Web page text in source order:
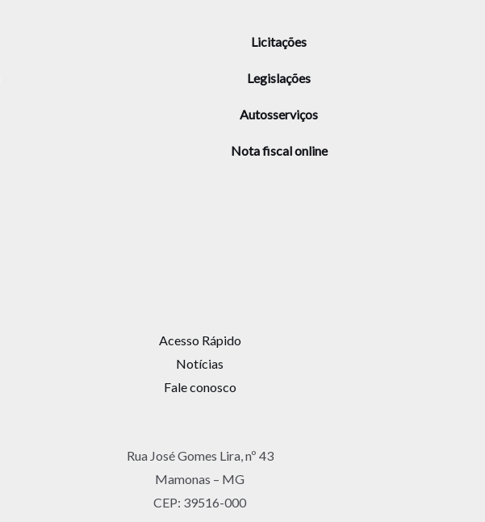
Licitações
Legislações
Autosserviços
Nota fiscal online
Acesso Rápido
Notícias
Fale conosco
Rua José Gomes Lira, nº 43
Mamonas – MG
CEP: 39516-000